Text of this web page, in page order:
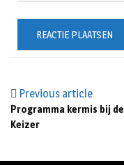
Previous article
Programma kermis bij de
Keizer